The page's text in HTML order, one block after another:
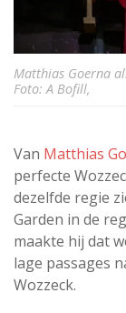
Matthias Goerna
Foto: A Bofill,
Van Matthias
perfecte
dezelfde regie
Garden in de
maakte hij dat
lage passages
Wozzeck.